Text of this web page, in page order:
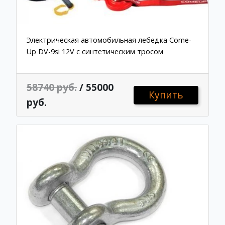
Электрическая автомобильная лебедка Come-
Up DV-9si 12V с синтетическим тросом
58740 руб./ 55000
руб.
Купить